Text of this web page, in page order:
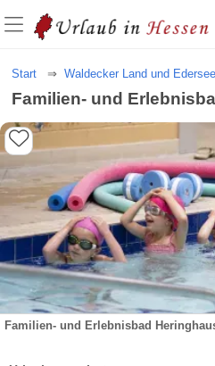
Start Waldecker Land und Edersee
Familien- und
Familien- und Erlebnisbad